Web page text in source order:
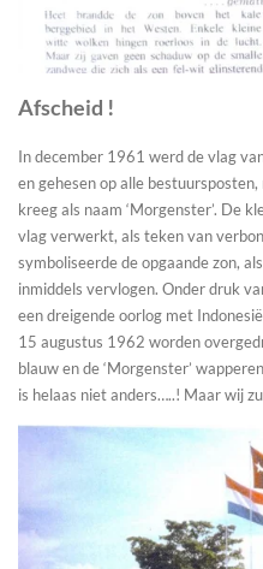
Afscheid !
In december 1961 werd de vlag
en gehesen op alle
kreeg als naam ‘Morgenster’. De
vlag verwerkt, als teken van
symboliseerde de opgaande zon,
inmiddels vervlogen. Onder druk
een dreigende oorlog met
15 augustus 1962 worden
blauw en de ‘Morgenster’
is helaas niet anders…..! Maar wij